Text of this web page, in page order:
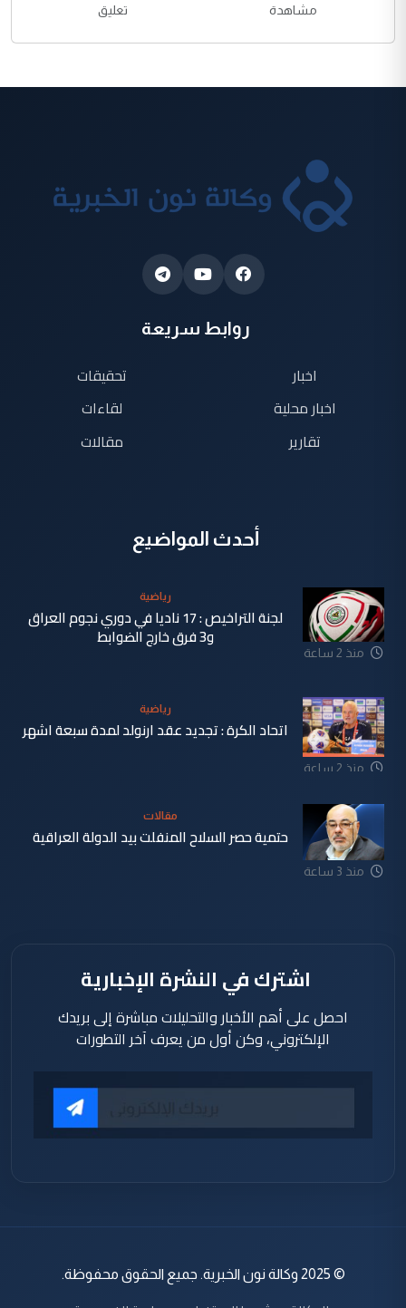
مشاهدة تعليق
روابط سريعة
اخبار
اخبار محلية
تقارير
تحقيقات
لقاءات
مقالات
أحدث المواضيع
منذ 2 ساعة
رياضية
لجنة التراخيص : 17 ناديا في دوري نجوم العراق
و3 فرق خارج الضوابط
منذ 2 ساعة
رياضية
اتحاد الكرة : تجديد عقد ارنولد لمدة سبعة اشهر
منذ 3 ساعة
مقالات
حتمية حصر السلاح المنفلت بيد الدولة العراقية
اشترك في النشرة الإخبارية
احصل على أهم الأخبار والتحليلات مباشرة إلى بريدك
الإلكتروني، وكن أول من يعرف آخر التطورات
© 2025 وكالة نون الخبرية. جميع الحقوق محفوظة.